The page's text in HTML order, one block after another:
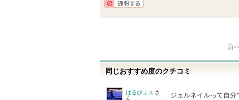
い
ま
前
同じおすすめ度のクチコミ
はるぴょス さ
ん
ジェルネイルって自